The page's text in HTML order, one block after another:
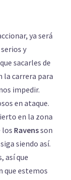
ya será
y
sacarles de
la carrera para
impedir.
en ataque.
en la zona
los Ravensson
siendo así.
así que
que estemos